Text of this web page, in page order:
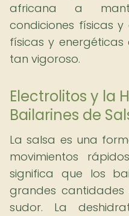
africana a
condiciones físicas
físicas y
tan vigoroso.
Electrolitos y la
Bailarines de
La salsa es una
movimientos
significa que los
grandes
sudor. La